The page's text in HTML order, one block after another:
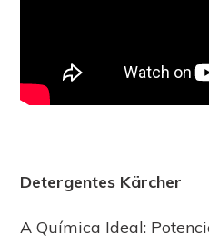
Detergentes Kärcher
A Química Ideal: